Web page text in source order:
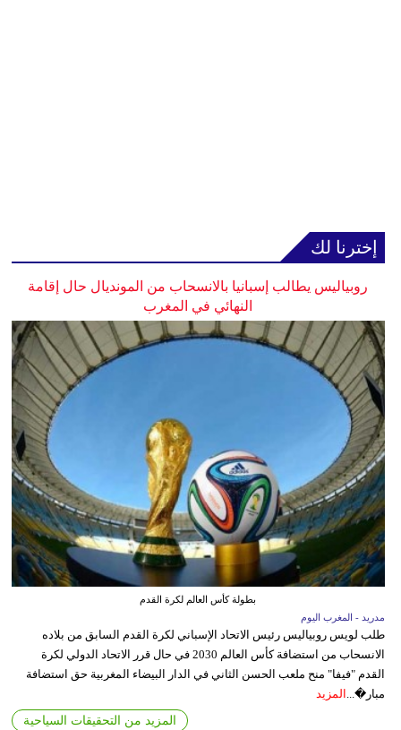
إخترنا لك
روبياليس يطالب إسبانيا بالانسحاب من المونديال حال إقامة
النهائي في المغرب
بطولة كأس العالم لكرة القدم
مدريد - المغرب اليوم
طلب لويس روبياليس رئيس الاتحاد الإسباني لكرة القدم السابق من بلاده
الانسحاب من استضافة كأس العالم 2030 في حال قرر الاتحاد الدولي لكرة
القدم "فيفا" منح ملعب الحسن الثاني في الدار البيضاء المغربية حق استضافة
مبار�... المزيد
المزيد من التحقيقات السياحية